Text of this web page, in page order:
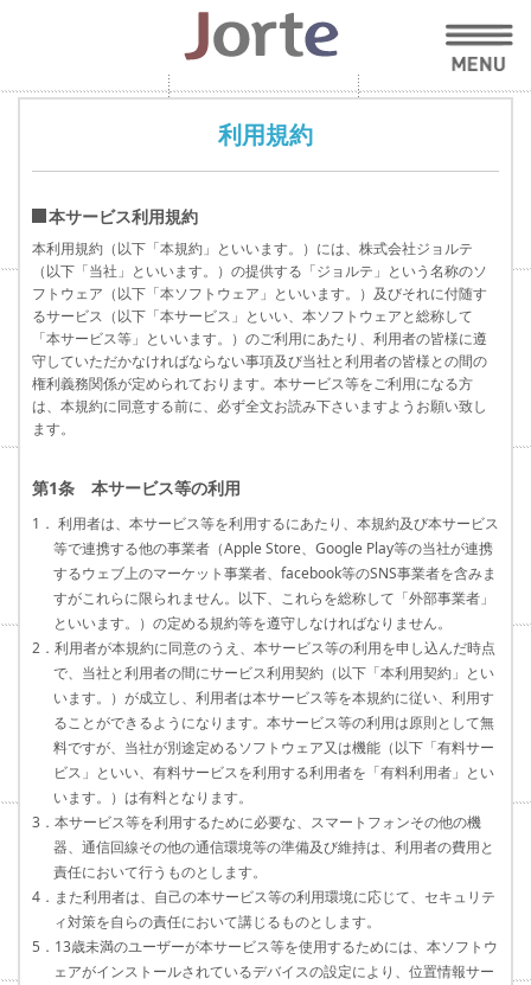
利用規約
本サービス利用規約
本利用規約（以下「本規約」といいます。）には、株式会社ジョルテ
（以下「当社」といいます。）の提供する「ジョルテ」という名称のソ
フトウェア（以下「本ソフトウェア」といいます。）及びそれに付随す
るサービス（以下「本サービス」といい、本ソフトウェアと総称して
「本サービス等」といいます。）のご利用にあたり、利用者の皆様に遵
守していただかなければならない事項及び当社と利用者の皆様との間の
権利義務関係が定められております。本サービス等をご利用になる方
は、本規約に同意する前に、必ず全文お読み下さいますようお願い致し
ます。
第1条 本サービス等の利用
1． 利用者は、本サービス等を利用するにあたり、本規約及び本サービス
等で連携する他の事業者（Apple Store、Google Play等の当社が連携
するウェブ上のマーケット事業者、facebook等のSNS事業者を含みま
すがこれらに限られません。以下、これらを総称して「外部事業者」
といいます。）の定める規約等を遵守しなければなりません。
2．利用者が本規約に同意のうえ、本サービス等の利用を申し込んだ時点
で、当社と利用者の間にサービス利用契約（以下「本利用契約」とい
います。）が成立し、利用者は本サービス等を本規約に従い、利用す
ることができるようになります。本サービス等の利用は原則として無
料ですが、当社が別途定めるソフトウェア又は機能（以下「有料サー
ビス」といい、有料サービスを利用する利用者を「有料利用者」とい
います。）は有料となります。
3．本サービス等を利用するために必要な、スマートフォンその他の機
器、通信回線その他の通信環境等の準備及び維持は、利用者の費用と
責任において行うものとします。
4．また利用者は、自己の本サービス等の利用環境に応じて、セキュリテ
ィ対策を自らの責任において講じるものとします。
5．13歳未満のユーザーが本サービス等を使用するためには、本ソフトウ
ェアがインストールされているデバイスの設定により、位置情報サー